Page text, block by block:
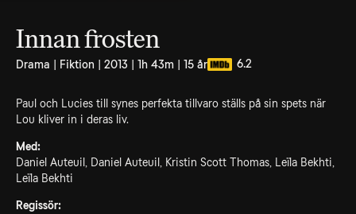
Innan frosten
Drama | Fiktion | 2013 | 1h 43m | 15 år 6.2
Paul och Lucies till synes perfekta tillvaro ställs på sin spets när
Lou kliver in i deras liv.
Med:
Daniel Auteuil, Daniel Auteuil, Kristin Scott Thomas, Leïla Bekhti,
Leïla Bekhti
Regissör: